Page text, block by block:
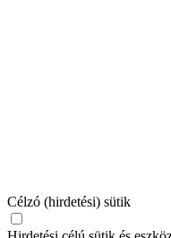
Célzó (hirdetési) sütik